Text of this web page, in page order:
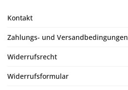
Kontakt
Zahlungs- und Versandbedingungen
Widerrufsrecht
Widerrufsformular